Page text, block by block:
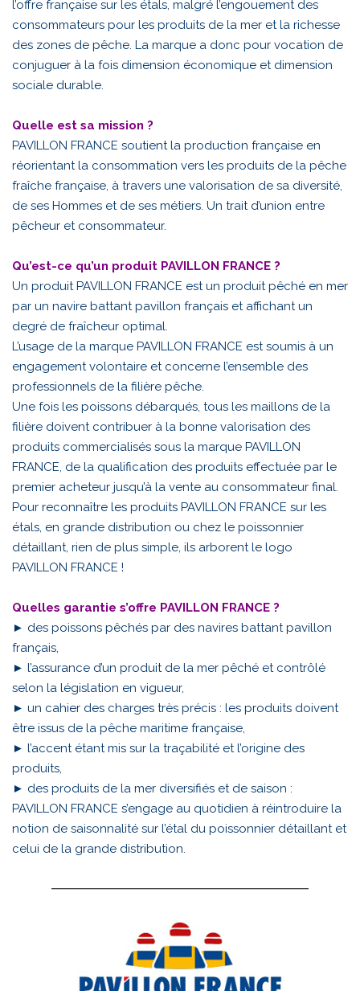
l’offre française sur les étals, malgré l’engouement des
consommateurs pour les produits de la mer et la richesse
des zones de pêche. La marque a donc pour vocation de
conjuguer à la fois dimension économique et dimension
sociale durable.
Quelle est sa mission ?
PAVILLON FRANCE soutient la production française en
réorientant la consommation vers les produits de la pêche
fraîche française, à travers une valorisation de sa diversité,
de ses Hommes et de ses métiers. Un trait d’union entre
pêcheur et consommateur.
Qu’est-ce qu’un produit PAVILLON FRANCE ?
Un produit PAVILLON FRANCE est un produit pêché en mer
par un navire battant pavillon français et affichant un
degré de fraîcheur optimal.
L’usage de la marque PAVILLON FRANCE est soumis à un
engagement volontaire et concerne l’ensemble des
professionnels de la filière pêche.
Une fois les poissons débarqués, tous les maillons de la
filière doivent contribuer à la bonne valorisation des
produits commercialisés sous la marque PAVILLON
FRANCE, de la qualification des produits effectuée par le
premier acheteur jusqu’à la vente au consommateur final.
Pour reconnaître les produits PAVILLON FRANCE sur les
étals, en grande distribution ou chez le poissonnier
détaillant, rien de plus simple, ils arborent le logo
PAVILLON FRANCE !
Quelles garantie s’offre PAVILLON FRANCE ?
► des poissons pêchés par des navires battant pavillon
français,
► l’assurance d’un produit de la mer pêché et contrôlé
selon la législation en vigueur,
► un cahier des charges très précis : les produits doivent
être issus de la pêche maritime française,
► l’accent étant mis sur la traçabilité et l’origine des
produits,
► des produits de la mer diversifiés et de saison :
PAVILLON FRANCE s’engage au quotidien à réintroduire la
notion de saisonnalité sur l’étal du poissonnier détaillant et
celui de la grande distribution.